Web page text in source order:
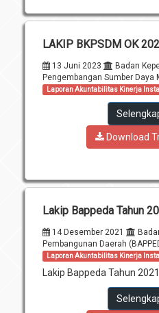
LAKIP BKPSDM OK
13 Juni 2023
Badan
Pengembangan Sumber Daya
Laporan Akuntabilitas Kinerja
Download
Lakip Bappeda Tahun
14 Desember 2021
Pembangunan Daerah
Laporan Akuntabilitas Kinerja
Lakip Bappeda Tahun 2021